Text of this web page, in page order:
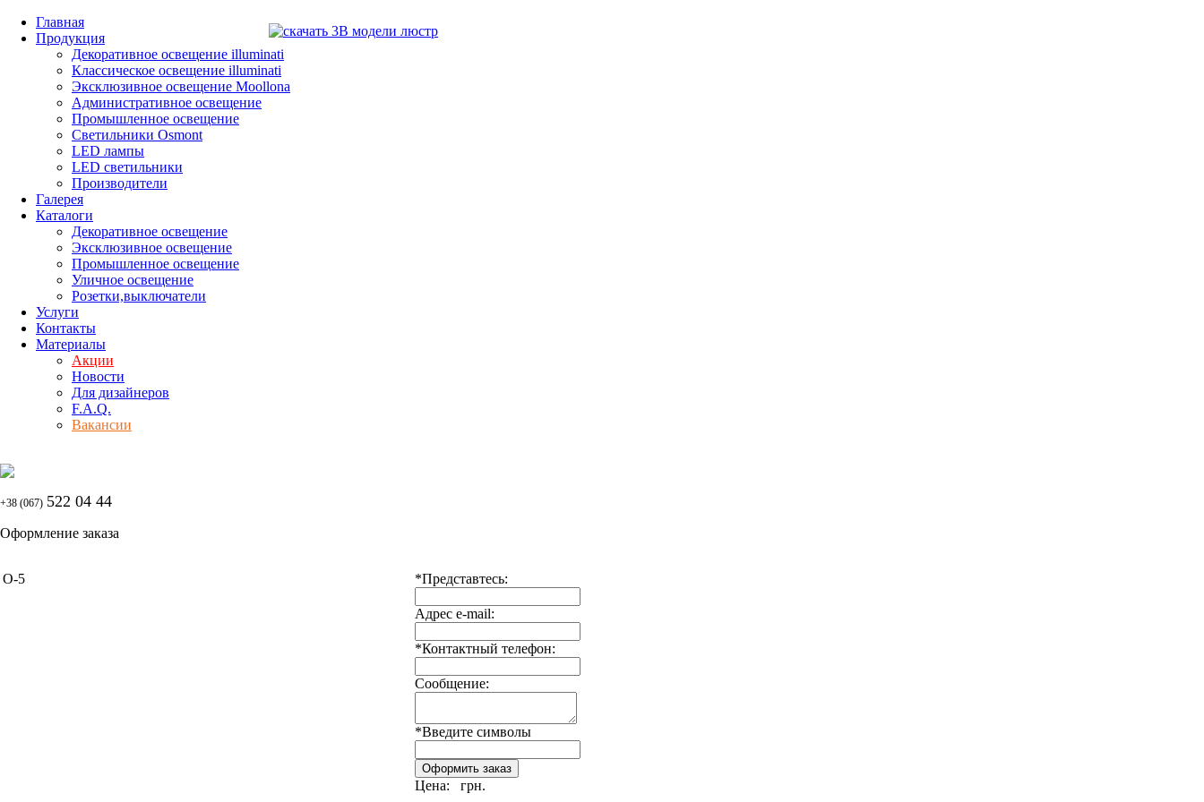
Главная
Продукция
Декоративное освещение illuminati
Классическое освещение illuminati
Эксклюзивное освещение Moollona
Административное освещение
Промышленное освещение
Светильники Osmont
LED лампы
LED светильники
Производители
Галерея
Каталоги
Декоративное освещение
Эксклюзивное освещение
Промышленное освещение
Уличное освещение
Розетки,выключатели
Услуги
Контакты
Материалы
Акции
Новости
Для дизайнеров
F.A.Q.
Вакансии
+38 (067) 522 04 44
Оформление заказа
О-5 *Представтесь:
Адрес e-mail:
*Контактный телефон:
Сообщение:
*Введите символы
Цена: грн.